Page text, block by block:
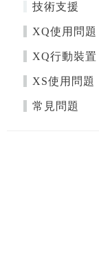
技術支援
XQ使用問題
XQ行動裝置
XS使用問題
常見問題